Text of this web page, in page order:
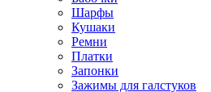
Шарфы
Кушаки
Ремни
Платки
Запонки
Зажимы для галстуков